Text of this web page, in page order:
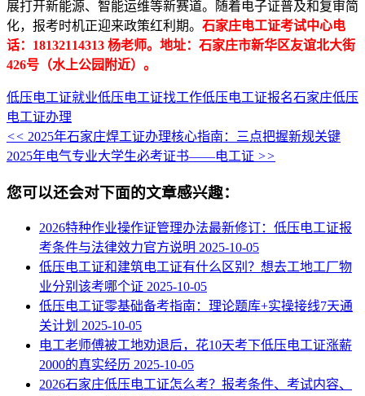
展打开新能源、智能运维等新赛道。随着电子证普及和复审简
化，报考时机正迎来政策红利期。 石家庄电工证考试中心电
话：18132114313 杨老师。地址：石家庄市新华区友谊北大街
426号（水上公园附近）。
低压电工证就业低压电工证找工作低压电工证报名石家庄低压
电工证办理
<< 2025年石家庄焊工证办理核心指南：三点把握新规关键
2025年电气专业大学生必考证书——电工证 >>
您可以还会对下面的文章感兴趣：
2026特种作业操作证管理办法最新修订：低压电工证报
考条件与法律效力官方说明 2025-10-05
低压电工证和建筑电工证有什么区别？想去工地工厂物
业分别该考哪个证 2025-10-05
低压电工证零基础备考指南：理论题库+实操接线7天通
关计划 2025-10-05
电工老师傅被工地劝退后，花10天考下低压电工证涨薪
2000的真实经历 2025-10-05
2026石家庄低压电工证怎么考？报考条件、考试内容、